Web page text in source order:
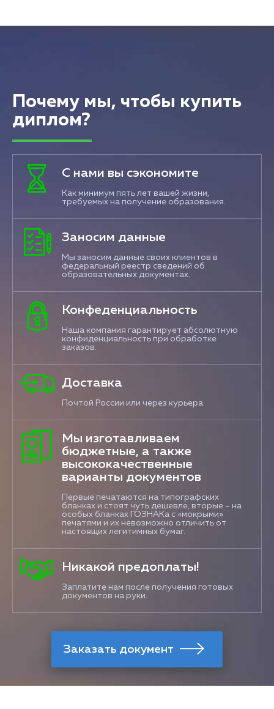
Почему мы, чтобы купить
диплом?
С нами вы сэкономите
Как минимум пять лет вашей жизни,
требуемых на получение образования.
Заносим данные
Мы заносим данные своих клиентов в
федеральный реестр сведений об
образовательных документах.
Конфеденциальность
Наша компания гарантирует абсолютную
конфиденциальность при обработке
заказов.
Доставка
Почтой России или через курьера.
Мы изготавливаем
бюджетные, а также
высококачественные
варианты документов
Первые печатаются на типографских
бланках и стоят чуть дешевле, вторые – на
особых бланках ГОЗНАКа с «мокрыми»
печатями и их невозможно отличить от
настоящих легитимных бумаг.
Никакой предоплаты!
Заплатите нам после получения готовых
документов на руки.